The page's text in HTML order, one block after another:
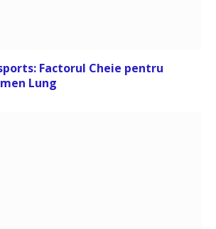
Factorul Cheie pentru
Lung